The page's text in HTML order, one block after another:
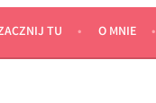
TU O MNIE